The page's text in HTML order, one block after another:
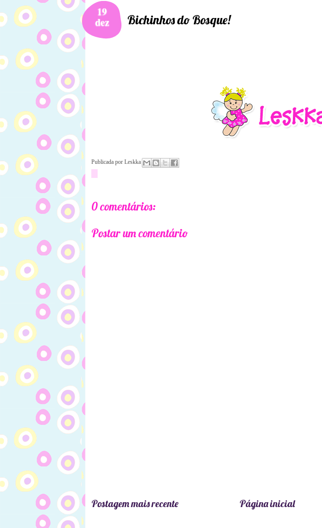
19
dez Bichinhos do Bosque!
Publicada por Leskka
0 comentários:
Postar um comentário
Postagem mais recente Página inicial